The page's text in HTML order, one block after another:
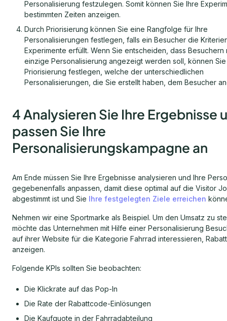
Personalisierung festzulegen. Somit können Sie Ihre
bestimmten Zeiten anzeigen.
Durch Priorisierung können Sie eine Rangfolge für Ihre
Personalisierungen festlegen, falls ein Besucher die
Experimente erfüllt. Wenn Sie entscheiden, dass Besuchern
einzige Personalisierung angezeigt werden soll, können
Priorisierung festlegen, welche der unterschiedlichen
Personalisierungen, die Sie erstellt haben, dem Besucher
4 Analysieren Sie Ihre Ergebnisse
passen Sie Ihre
Personalisierungskampagne an
Am Ende müssen Sie Ihre Ergebnisse analysieren und Ihre
gegebenenfalls anpassen, damit diese optimal auf die Visitor
abgestimmt ist und Sie Ihre festgelegten Ziele erreichen
Nehmen wir eine Sportmarke als Beispiel. Um den Umsatz zu
möchte das Unternehmen mit Hilfe einer Personalisierung
auf ihrer Website für die Kategorie Fahrrad interessieren,
anzeigen.
Folgende KPIs sollten Sie beobachten:
Die Klickrate auf das Pop-In
Die Rate der Rabattcode-Einlösungen
Die Kaufquote in der Fahrradabteilung